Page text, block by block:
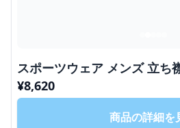
スポーツウェア メンズ 立ち
¥8,620
商品の詳細を